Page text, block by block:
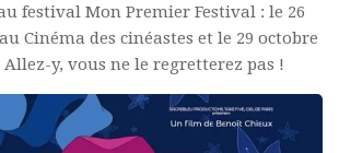
festival Mon Premier Festival : le 26
Cinéma des cinéastes et le 29 octobre
y, vous ne le regretterez pas !